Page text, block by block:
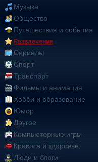
Музыка
Общество
Путешествия и события
Развлечения
Сериалы
Спорт
Транспорт
Фильмы и анимация
Хобби и образование
Юмор
Другое
Компьютерные игры
Красота и здоровье
Люди и блоги